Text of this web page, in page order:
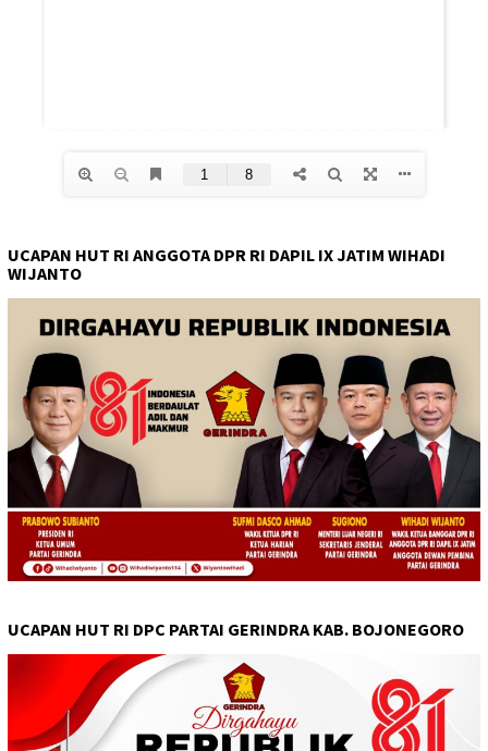
UCAPAN HUT RI ANGGOTA DPR RI DAPIL IX JATIM WIHADI
WIJANTO
UCAPAN HUT RI DPC PARTAI GERINDRA KAB. BOJONEGORO